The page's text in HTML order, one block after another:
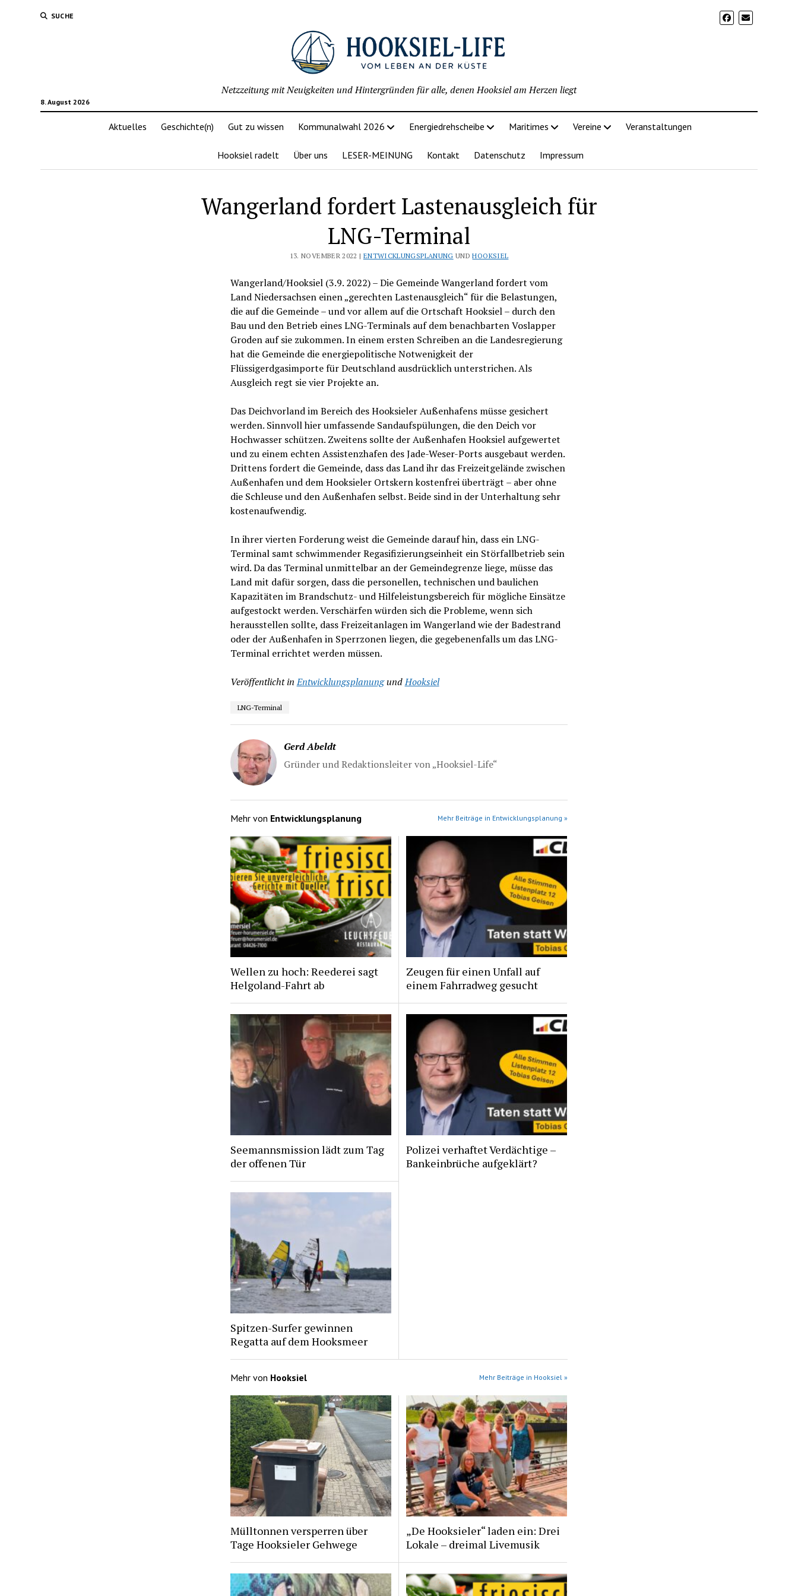
SUCHE
8. August 2026
Netzzeitung mit Neuigkeiten und Hintergründen für alle, denen Hooksiel am Herzen liegt
Aktuelles Geschichte(n) Gut zu wissen Kommunalwahl 2026 Energiedrehscheibe Maritimes Vereine Veranstaltungen
Hooksiel radelt Über uns LESER-MEINUNG Kontakt Datenschutz Impressum
Wangerland fordert Lastenausgleich für
LNG-Terminal
13. NOVEMBER 2022 | ENTWICKLUNGSPLANUNG UNDHOOKSIEL
Wangerland/Hooksiel (3.9. 2022) – Die Gemeinde Wangerland fordert vom
Land Niedersachsen einen „gerechten Lastenausgleich“ für die Belastungen,
die auf die Gemeinde – und vor allem auf die Ortschaft Hooksiel – durch den
Bau und den Betrieb eines LNG-Terminals auf dem benachbarten Voslapper
Groden auf sie zukommen. In einem ersten Schreiben an die Landesregierung
hat die Gemeinde die energiepolitische Notwenigkeit der
Flüssigerdgasimporte für Deutschland ausdrücklich unterstrichen. Als
Ausgleich regt sie vier Projekte an.
Das Deichvorland im Bereich des Hooksieler Außenhafens müsse gesichert
werden. Sinnvoll hier umfassende Sandaufspülungen, die den Deich vor
Hochwasser schützen. Zweitens sollte der Außenhafen Hooksiel aufgewertet
und zu einem echten Assistenzhafen des Jade-Weser-Ports ausgebaut werden.
Drittens fordert die Gemeinde, dass das Land ihr das Freizeitgelände zwischen
Außenhafen und dem Hooksieler Ortskern kostenfrei überträgt – aber ohne
die Schleuse und den Außenhafen selbst. Beide sind in der Unterhaltung sehr
kostenaufwendig.
In ihrer vierten Forderung weist die Gemeinde darauf hin, dass ein LNG-
Terminal samt schwimmender Regasifizierungseinheit ein Störfallbetrieb sein
wird. Da das Terminal unmittelbar an der Gemeindegrenze liege, müsse das
Land mit dafür sorgen, dass die personellen, technischen und baulichen
Kapazitäten im Brandschutz- und Hilfeleistungsbereich für mögliche Einsätze
aufgestockt werden. Verschärfen würden sich die Probleme, wenn sich
herausstellen sollte, dass Freizeitanlagen im Wangerland wie der Badestrand
oder der Außenhafen in Sperrzonen liegen, die gegebenenfalls um das LNG-
Terminal errichtet werden müssen.
Veröffentlicht in EntwicklungsplanungundHooksiel
LNG-Terminal
Gerd Abeldt
Gründer und Redaktionsleiter von „Hooksiel-Life“
Mehr von Entwicklungsplanung Mehr Beiträge in Entwicklungsplanung »
Wellen zu hoch: Reederei sagt
Helgoland-Fahrt ab
Zeugen für einen Unfall auf
einem Fahrradweg gesucht
Seemannsmission lädt zum Tag
der offenen Tür
Polizei verhaftet Verdächtige –
Bankeinbrüche aufgeklärt?
Spitzen-Surfer gewinnen
Regatta auf dem Hooksmeer
Mehr von Hooksiel Mehr Beiträge in Hooksiel »
Mülltonnen versperren über
Tage Hooksieler Gehwege
„De Hooksieler“ laden ein: Drei
Lokale – dreimal Livemusik